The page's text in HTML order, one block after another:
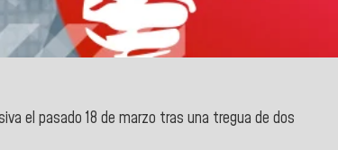
el pasado 18 de marzo tras una tregua de dos